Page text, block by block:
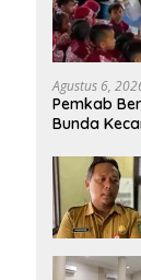
Agustus 6,
Pemkab
Bunda